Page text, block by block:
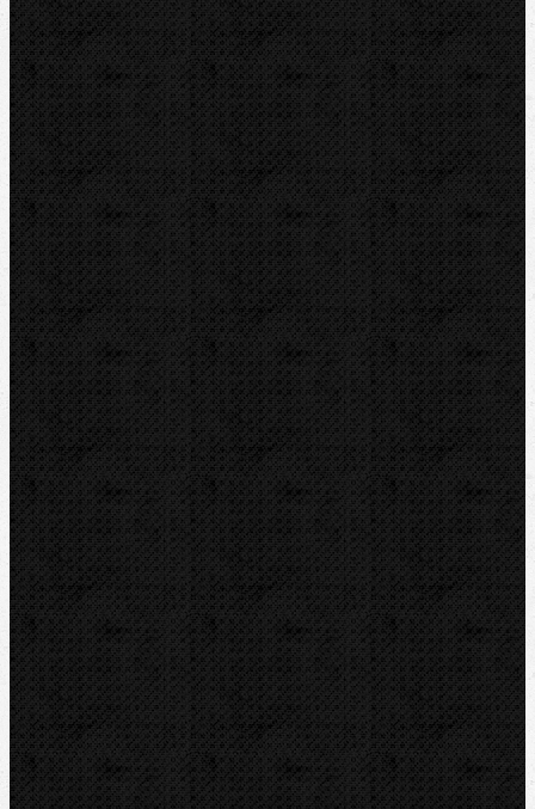
Drážkovače
Pily
Tlakové pumpy
Čističky kanalizace
Odvápňovací systémy
Klimatizační technika
Vysoušení, odvlhčování
Zmrazovací zařízení
Vrtání a frézy
Elektomontážní nářadí